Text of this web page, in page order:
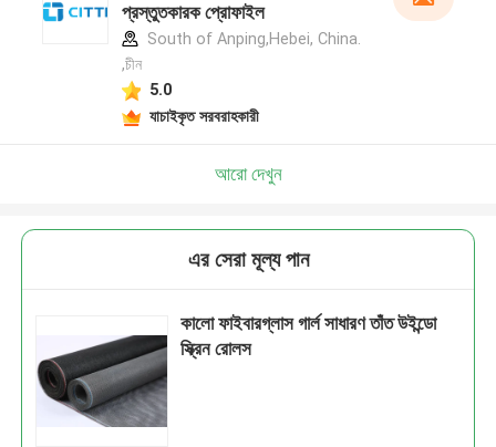
প্রস্তুতকারক প্রোফাইল
South of Anping,Hebei, China.
,চীন
5.0
যাচাইকৃত সরবরাহকারী
আরো দেখুন
এর সেরা মূল্য পান
কালো ফাইবারগ্লাস গার্ল সাধারণ তাঁত উইন্ডো
স্ক্রিন রোলস